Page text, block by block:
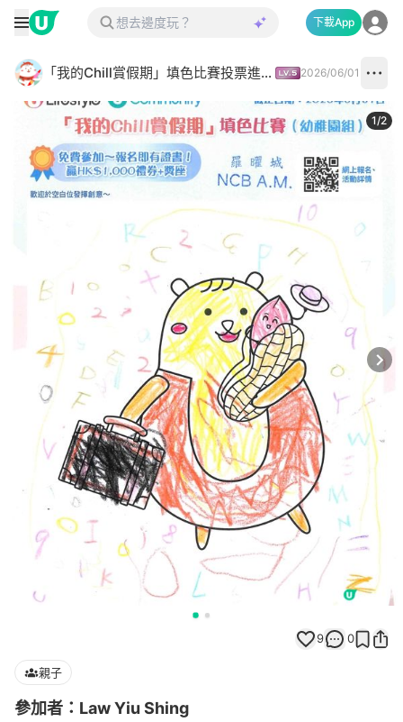
下載App
「我的Chill賞假期」填色比賽投票進行中✅ 2026/06/01
1/2
9 0
親子
參加者：Law Yiu Shing